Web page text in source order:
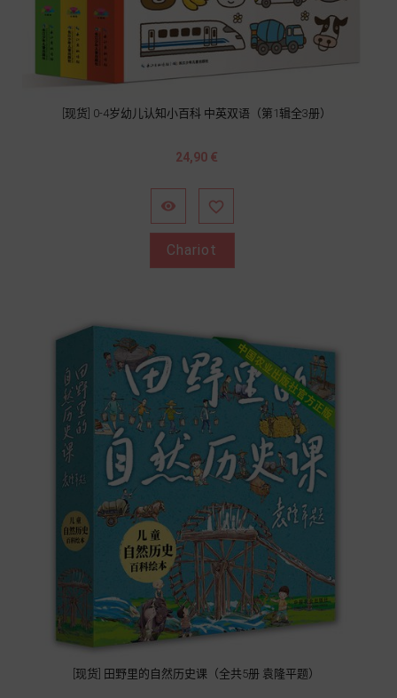
[现货] 0-4岁幼儿认知小百科 中英双语（第1辑全3册）
Prix
24,90 €
 
Chariot
[现货] 田野里的自然历史课（全共5册 袁隆平题）